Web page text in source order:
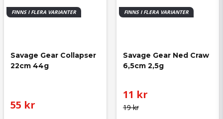
FINNS I FLERA VARIANTER
Savage Gear Collapser
22cm 44g
55 kr
FINNS I FLERA VARIANTER
Savage Gear Ned Craw
6,5cm 2,5g
19 kr
11 kr